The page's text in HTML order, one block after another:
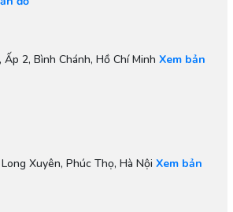
2, Bình Chánh, Hồ Chí Minh Xem bản
Xuyên, Phúc Thọ, Hà Nội Xem bản